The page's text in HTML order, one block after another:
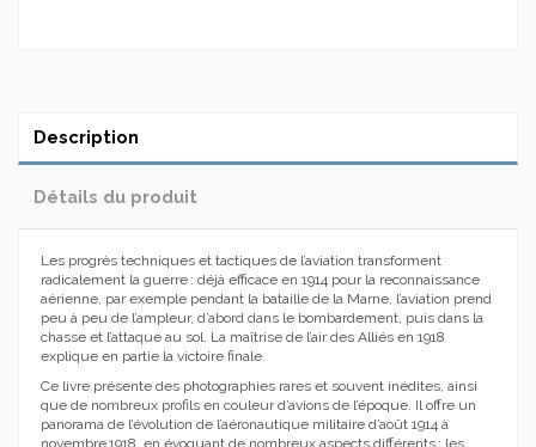
Description
Détails du produit
Les progrès techniques et tactiques de l’aviation transforment
radicalement la guerre : déjà efficace en 1914 pour la reconnaissance
aérienne, par exemple pendant la bataille de la Marne, l’aviation prend
peu à peu de l’ampleur, d’abord dans le bombardement, puis dans la
chasse et l’attaque au sol. La maîtrise de l’air des Alliés en 1918
explique en partie la victoire finale.
Ce livre présente des photographies rares et souvent inédites, ainsi
que de nombreux profils en couleur d’avions de l’époque. Il offre un
panorama de l’évolution de l’aéronautique militaire d’août 1914 à